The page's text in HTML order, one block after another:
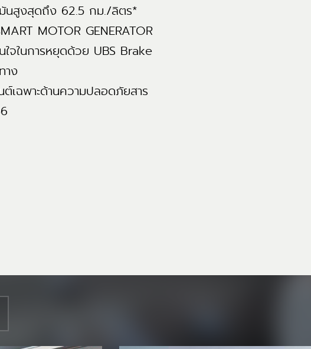
มันสูงสุดถึง 62.5 กม./ลิตร*
MOTOR GENERATOR
ใจในการหยุดด้วย UBS Brake
าง
เฉพาะด้านความปลอดภัยสาร